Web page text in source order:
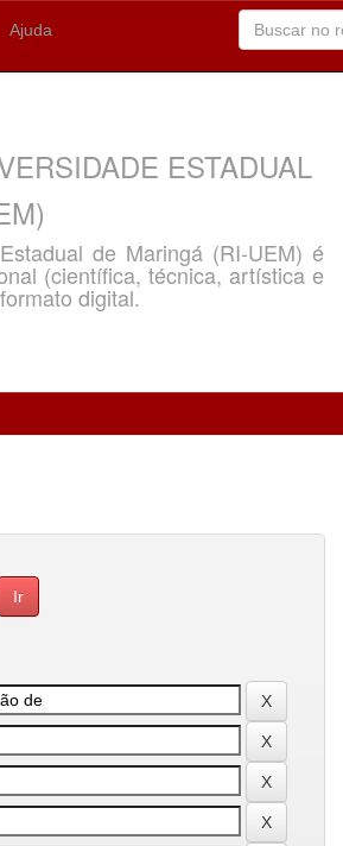
Ajuda
ESTADUAL
de Maringá (RI-UEM) é
(científica, técnica, artística e
digital.